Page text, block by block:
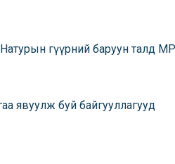
гүүрний баруун талд
явуулж буй байгууллагууд